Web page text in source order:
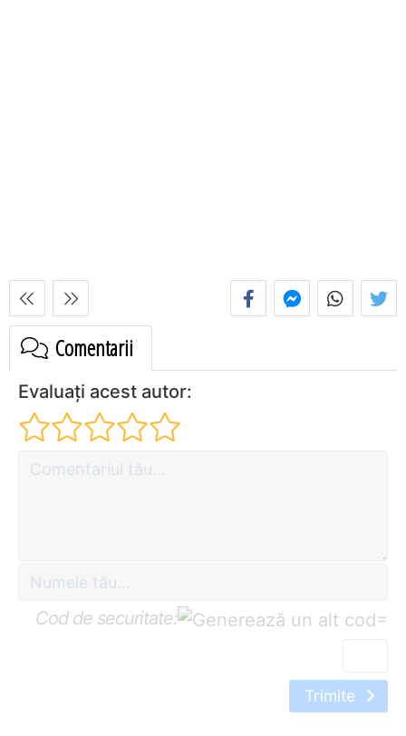
Comentarii
Evaluați acest autor:
Cod de securitate: =
Trimite